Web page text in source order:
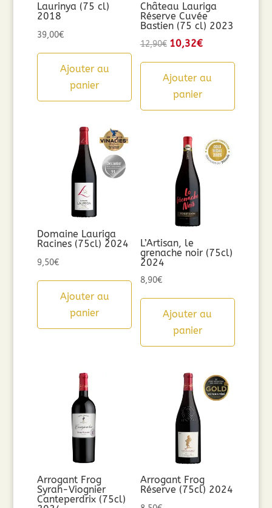
Laurinya (75 cl)
2018
39,00€
Ajouter au
panier
Château Lauriga
Réserve Cuvée
Bastien (75 cl) 2023
12,90€ Le
initial
était :
10,32€Le
actuel
est :
Ajouter au
panier
Domaine Lauriga
Racines (75cl) 2024
9,50€
Ajouter au
panier
L’Artisan, le
grenache noir (75cl)
2024
8,90€
Ajouter au
panier
Arrogant Frog
Syrah-Viognier
Canteperdrix (75cl)
Arrogant Frog
Réserve (75cl) 2024